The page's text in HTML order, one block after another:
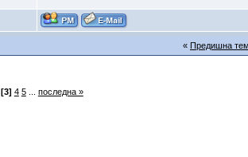
« Предишна
[3] 4 5... последна »